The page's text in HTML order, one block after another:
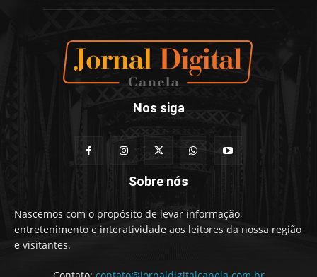
Nos siga
Sobre nós
Nascemos com o propósito de levar informação,
entretenimento e interatividade aos leitores da nossa região
e visitantes.